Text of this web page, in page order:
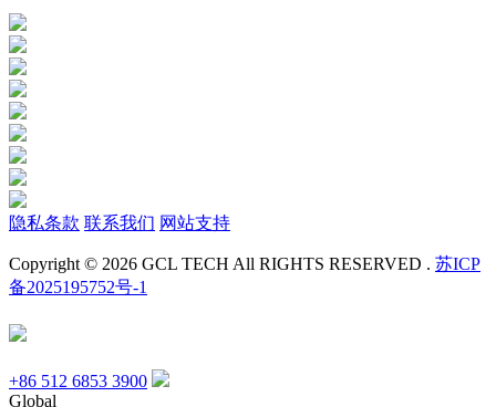
隐私条款 联系我们 网站支持
Copyright © 2026 GCL TECH All RIGHTS RESERVED . 苏ICP
备2025195752号-1
+86 512 6853 3900
Global